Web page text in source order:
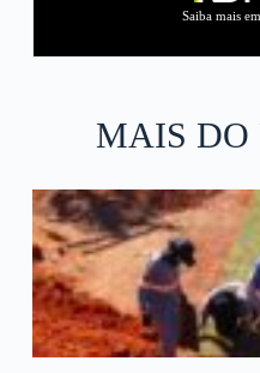
Saiba mais em
MAIS DO